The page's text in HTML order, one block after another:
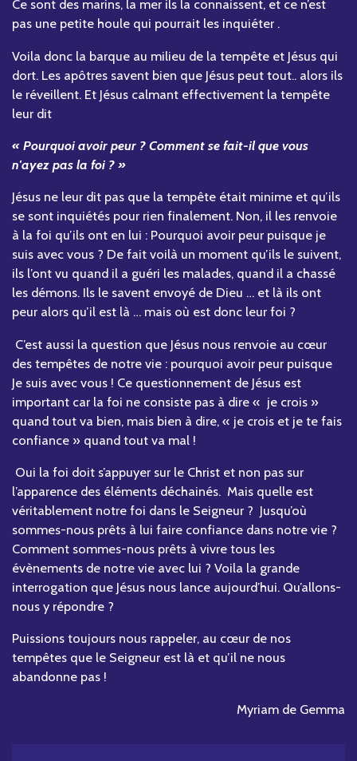
Ce sont des marins, la mer ils la connaissent, et ce n’est
pas une petite houle qui pourrait les inquiéter .
Voila donc la barque au milieu de la tempête et Jésus qui
dort. Les apôtres savent bien que Jésus peut tout.. alors ils
le réveillent. Et Jésus calmant effectivement la tempête
leur dit
« Pourquoi avoir peur ? Comment se fait-il que vous
n'ayez pas la foi ? »
Jésus ne leur dit pas que la tempête était minime et qu’ils
se sont inquiétés pour rien finalement. Non, il les renvoie
à la foi qu’ils ont en lui : Pourquoi avoir peur puisque je
suis avec vous ? De fait voilà un moment qu’ils le suivent,
ils l’ont vu quand il a guéri les malades, quand il a chassé
les démons. Ils le savent envoyé de Dieu … et là ils ont
peur alors qu’il est là … mais où est donc leur foi ?
C’est aussi la question que Jésus nous renvoie au cœur
des tempêtes de notre vie : pourquoi avoir peur puisque
Je suis avec vous ! Ce questionnement de Jésus est
important car la foi ne consiste pas à dire « je crois »
quand tout va bien, mais bien à dire, « je crois et je te fais
confiance » quand tout va mal !
Oui la foi doit s’appuyer sur le Christ et non pas sur
l’apparence des éléments déchainés. Mais quelle est
véritablement notre foi dans le Seigneur ? Jusqu’où
sommes-nous prêts à lui faire confiance dans notre vie ?
Comment sommes-nous prêts à vivre tous les
évènements de notre vie avec lui ? Voila la grande
interrogation que Jésus nous lance aujourd’hui. Qu’allons-
nous y répondre ?
Puissions toujours nous rappeler, au cœur de nos
tempêtes que le Seigneur est là et qu’il ne nous
abandonne pas !
Myriam de Gemma